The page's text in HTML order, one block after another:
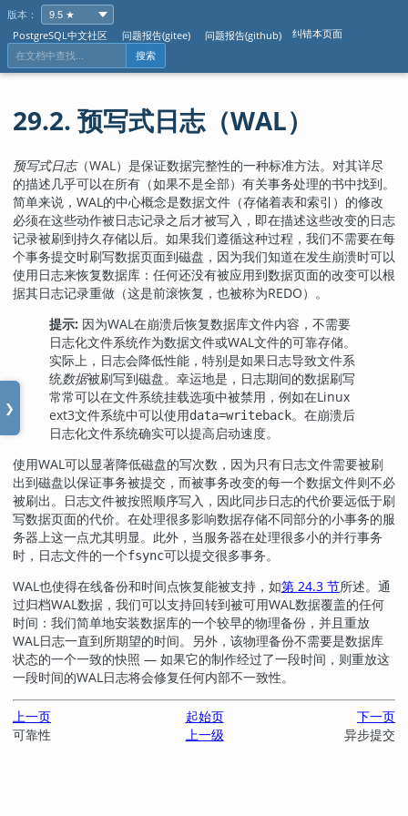
版本：
PostgreSQL中文社区
问题报告(gitee) 问题报告(github) 纠错本页面
搜索
❯
29.2. 预写式日志（WAL）
预写式日志（WAL ）是保证数据完整性的一种标准方法。对其详尽
的描述几乎可以在所有（如果不是全部）有关事务处理的书中找到。
简单来说， WAL 的中心概念是数据文件（存储着表和索引）的修改
必须在这些动作被日志记录之后才被写入，即在描述这些改变的日志
记录被刷到持久存储以后。如果我们遵循这种过程，我们不需要在每
个事务提交时刷写数据页面到磁盘，因为我们知道在发生崩溃时可以
使用日志来恢复数据库：任何还没有被应用到数据页面的改变可以根
据其日志记录重做（这是前滚恢复，也被称为REDO）。
提示: 因为WAL 在崩溃后恢复数据库文件内容，不需要
日志化文件系统作为数据文件或WAL文件的可靠存储。
实际上，日志会降低性能，特别是如果日志导致文件系
统数据被刷写到磁盘。幸运地是，日志期间的数据刷写
常常可以在文件系统挂载选项中被禁用，例如在Linux
ext3文件系统中可以使用data=writeback。在崩溃后
日志化文件系统确实可以提高启动速度。
使用WAL 可以显著降低磁盘的写次数，因为只有日志文件需要被刷
出到磁盘以保证事务被提交，而被事务改变的每一个数据文件则不必
被刷出。日志文件被按照顺序写入，因此同步日志的代价要远低于刷
写数据页面的代价。在处理很多影响数据存储不同部分的小事务的服
务器上这一点尤其明显。此外，当服务器在处理很多小的并行事务
时，日志文件的一个fsync可以提交很多事务。
WAL 也使得在线备份和时间点恢复能被支持，如第 24.3 节所述。通
过归档WAL数据，我们可以支持回转到被可用WAL数据覆盖的任何
时间：我们简单地安装数据库的一个较早的物理备份，并且重放
WAL日志一直到所期望的时间。另外，该物理备份不需要是数据库
状态的一个一致的快照 — 如果它的制作经过了一段时间，则重放这
一段时间的WAL日志将会修复任何内部不一致性。
上一页 起始页
下一页
可靠性
上一级 异步提交